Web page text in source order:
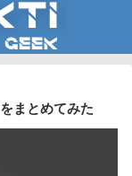
まとめてみた